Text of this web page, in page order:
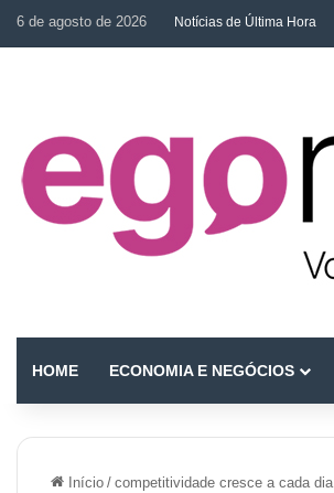
6 de agosto de 2026 Notícias de Última Hora
HOME ECONOMIA E NEGÓCIOS
Início / competitividade cresce a cada dia